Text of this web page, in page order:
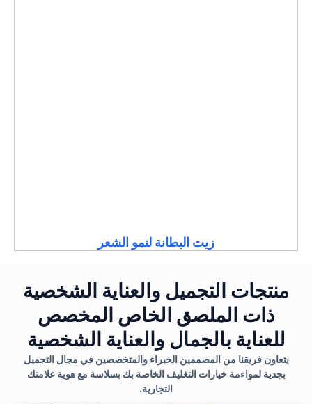
زيت البطانة لنمو الشعر
منتجات التجميل والعناية الشخصية
ذات الملصق الخاص المخصص
للعناية بالجمال والعناية الشخصية
يتعاون فريقنا من المصممين الخبراء والمتخصصين في مجال التجميل
بجدية لمواءمة خيارات التغليف الخاصة بك بسلاسة مع هوية علامتك
التجارية.